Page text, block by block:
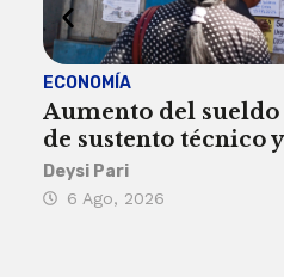
ECONOMÍA
Aumento del
de sustento técnico
Deysi Pari
6 Ago, 2026